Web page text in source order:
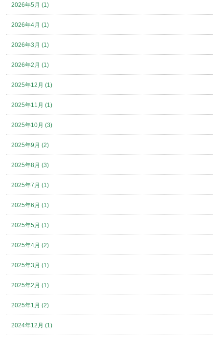
2026年5月 (1)
2026年4月 (1)
2026年3月 (1)
2026年2月 (1)
2025年12月 (1)
2025年11月 (1)
2025年10月 (3)
2025年9月 (2)
2025年8月 (3)
2025年7月 (1)
2025年6月 (1)
2025年5月 (1)
2025年4月 (2)
2025年3月 (1)
2025年2月 (1)
2025年1月 (2)
2024年12月 (1)